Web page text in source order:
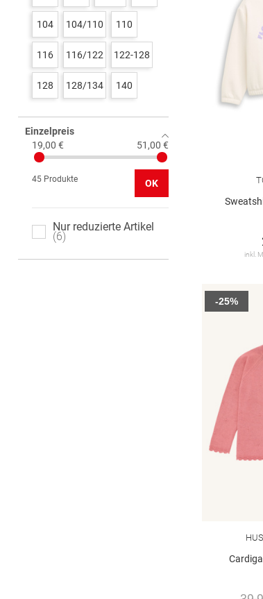
TOM TAILOR 12
name it 9
s. Oliver 3
104 104/110 110
116 116/122 122-128
128 128/134 140
Einzelpreis
19,00 €
51,00 €
45 Produkte OK
Nur reduzierte Artikel
6
inkl.
-25%